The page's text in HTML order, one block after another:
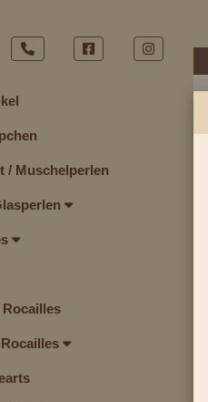
/ Muschelperlen